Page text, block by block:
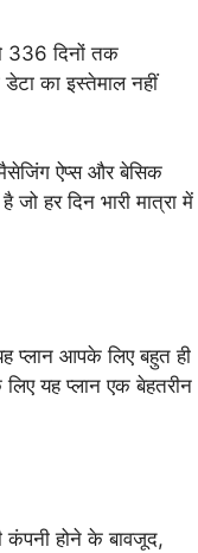
336 दिनों तक
का इस्तेमाल नहीं
ऐप्स और बेसिक
हर दिन भारी मात्रा में
प्लान आपके लिए बहुत ही
यह प्लान एक बेहतरीन
कंपनी होने के बावजूद,